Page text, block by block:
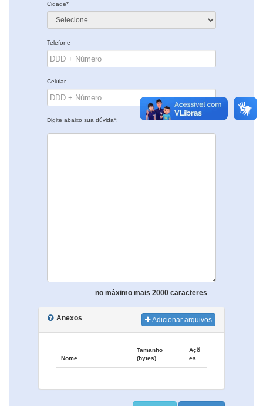
Cidade*
Telefone
Celular
Digite abaixo sua dúvida*:
no máximo mais 2000 caracteres
Anexos Adicionar arquivos
Nome
Tamanho
(bytes)
Açõ
es